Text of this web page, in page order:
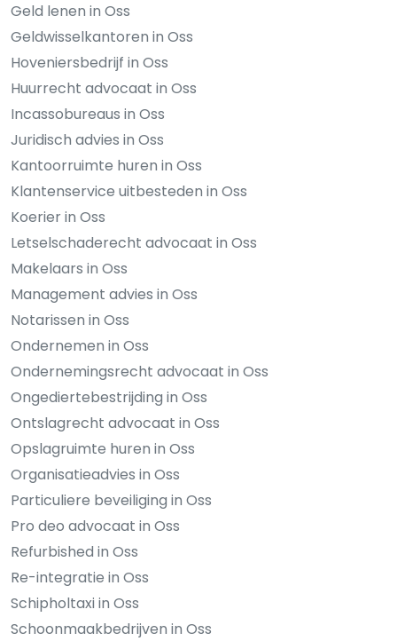
Geld lenen in Oss
Geldwisselkantoren in Oss
Hoveniersbedrijf in Oss
Huurrecht advocaat in Oss
Incassobureaus in Oss
Juridisch advies in Oss
Kantoorruimte huren in Oss
Klantenservice uitbesteden in Oss
Koerier in Oss
Letselschaderecht advocaat in Oss
Makelaars in Oss
Management advies in Oss
Notarissen in Oss
Ondernemen in Oss
Ondernemingsrecht advocaat in Oss
Ongediertebestrijding in Oss
Ontslagrecht advocaat in Oss
Opslagruimte huren in Oss
Organisatieadvies in Oss
Particuliere beveiliging in Oss
Pro deo advocaat in Oss
Refurbished in Oss
Re-integratie in Oss
Schipholtaxi in Oss
Schoonmaakbedrijven in Oss